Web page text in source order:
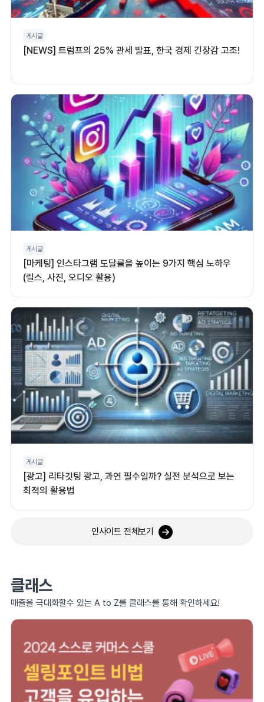
게시글
[NEWS] 트럼프의 25% 관세 발표, 한국 경제 긴장감 고조!
게시글
[마케팅] 인스타그램 도달률을 높이는 9가지 핵심 노하우
(릴스, 사진, 오디오 활용)
게시글
[광고] 리타깃팅 광고, 과연 필수일까? 실전 분석으로 보는
최적의 활용법
인사이트 전체보기
클래스
매출을 극대화할수 있는 A to Z를 클래스를 통해 확인하세요!